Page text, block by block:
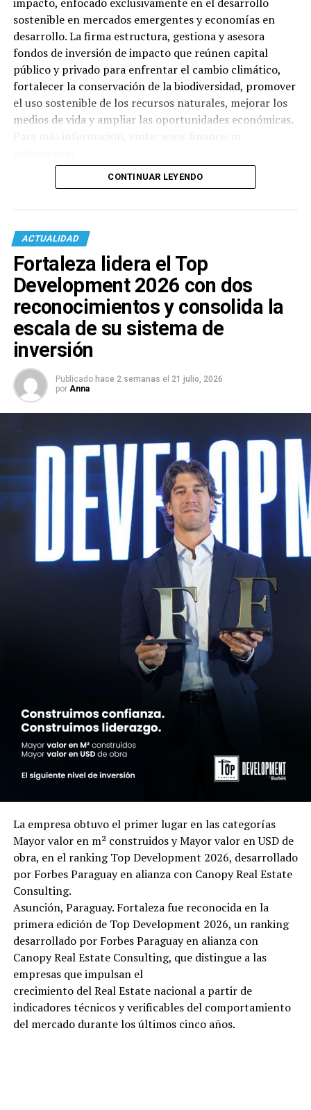
sostenible en mercados emergentes y economías en
desarrollo. La firma estructura, gestiona y asesora
fondos de inversión de impacto que reúnen capital
público y privado para enfrentar el cambio climático,
fortalecer la conservación de la biodiversidad, promover
el uso sostenible de los recursos naturales, mejorar los
medios de vida y ampliar las oportunidades económicas.
CONTINUAR LEYENDO
ACTUALIDAD
Fortaleza lidera el Top
Development 2026 con dos
reconocimientos y consolida la
escala de su sistema de
inversión
Publicado hace 2 semanas el 21 julio, 2026
por Anna
La empresa obtuvo el primer lugar en las categorías
Mayor valor en m² construidos y Mayor valor en USD de
obra, en el ranking Top Development 2026, desarrollado
por Forbes Paraguay en alianza con Canopy Real Estate
Consulting.
Asunción, Paraguay. Fortaleza fue reconocida en la
primera edición de Top Development 2026, un ranking
desarrollado por Forbes Paraguay en alianza con
Canopy Real Estate Consulting, que distingue a las
empresas que impulsan el
crecimiento del Real Estate nacional a partir de
indicadores técnicos y verificables del comportamiento
del mercado durante los últimos cinco años.